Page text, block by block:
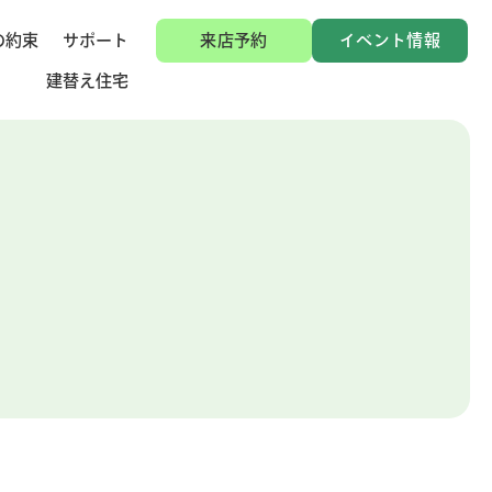
約束 サポート
建替え住宅
来店予約 イベント情報